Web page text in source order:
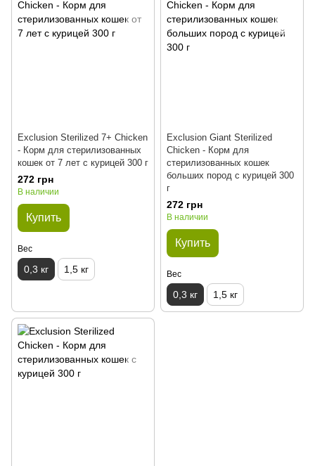
Exclusion Sterilized 7+ Chicken
- Корм для стерилизованных
кошек от 7 лет с курицей 300 г
272 грн
В наличии
Купить
Вес
0,3 кг 1,5 кг
Exclusion Giant Sterilized
Chicken - Корм для
стерилизованных кошек
больших пород с курицей 300
г
272 грн
В наличии
Купить
Вес
0,3 кг 1,5 кг